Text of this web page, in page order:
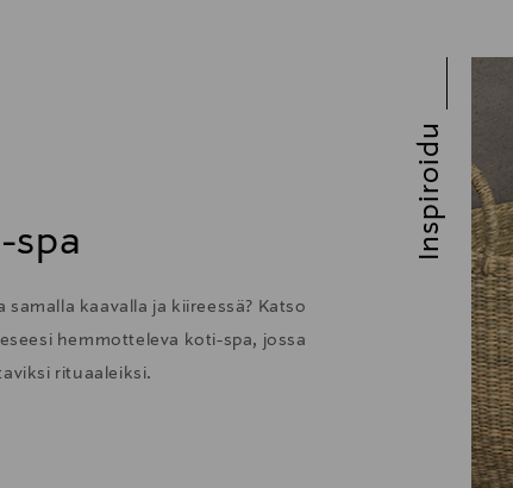
spa
kaavalla ja kiireessä? Katso
hemmotteleva koti-spa, jossa
rituaaleiksi.
Inspiroidu